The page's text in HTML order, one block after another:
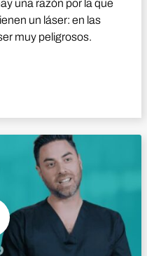
una razón por la que
un láser: en las
muy peligrosos.
vídeo